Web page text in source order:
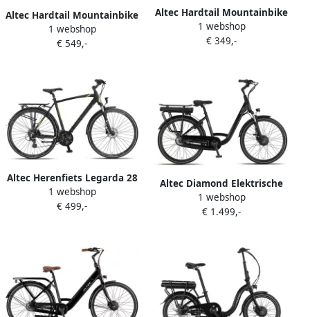
Altec Hardtail Mountainbike
Accrue MTB 27.5 Inch 43 cm
Unisex 21V Hydraulische
1 webshop
€ 549,-
Altec Hardtail Mountainbike
Camaro MTB 27.5 Inch 45
cm Unisex 21V Mechanische
1 webshop
€ 349,-
Altec Herenfiets Legarda 28
Inch 56 cm Heren 24V
Hydraulische schijfrem
1 webshop
€ 499,-
Altec Diamond Elektrische
Fiets Mat Zwart 26 inch 44
cm 250W (42Nm)
7 Versnellingen
Hydraulische Remmen
1 webshop
€ 1.499,-